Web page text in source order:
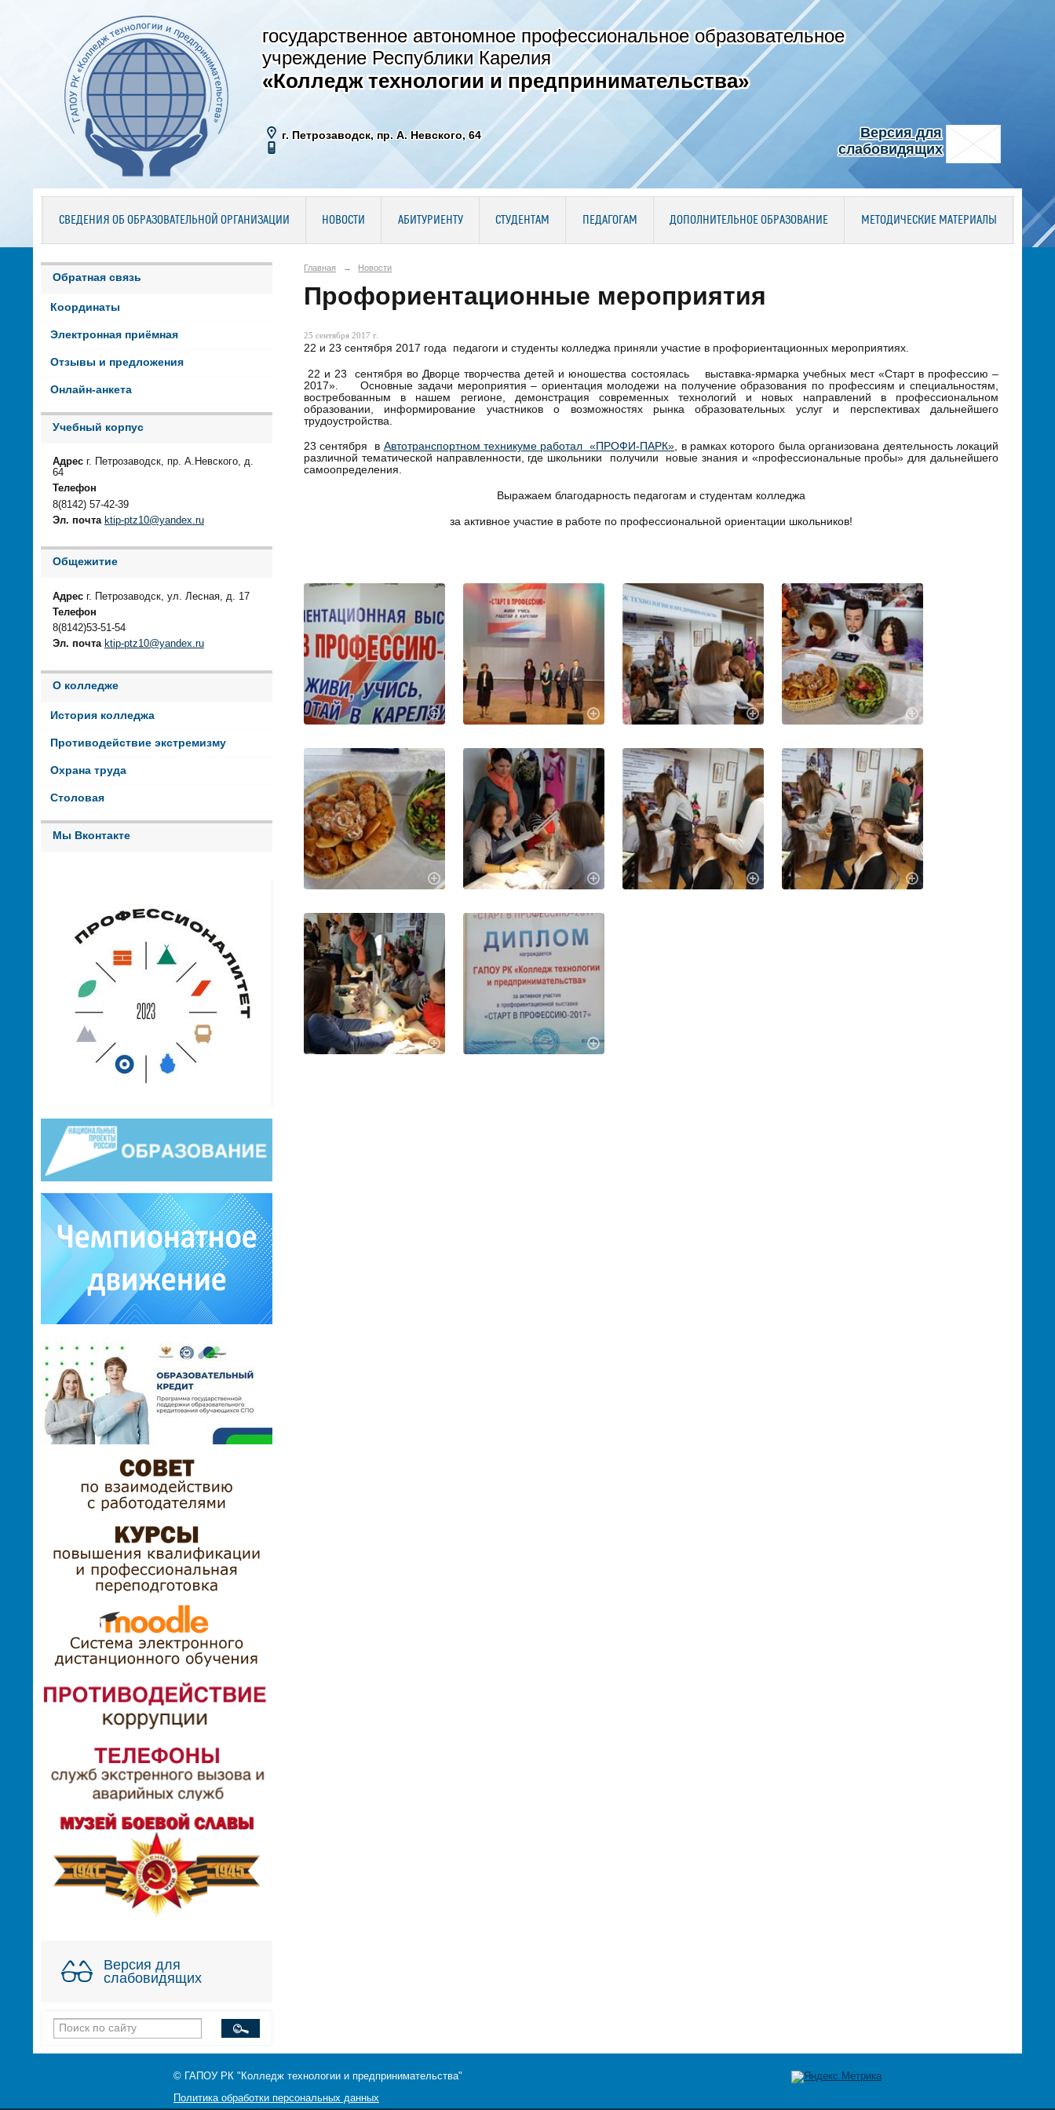
государственное автономное профессиональное образовательное
учреждение Республики Карелия
«Колледж технологии и предпринимательства»
г. Петрозаводск, пр. А. Невского, 64
Версия для
слабовидящих
СВЕДЕНИЯ ОБ ОБРАЗОВАТЕЛЬНОЙ ОРГАНИЗАЦИИ НОВОСТИ АБИТУРИЕНТУ СТУДЕНТАМ ПЕДАГОГАМ ДОПОЛНИТЕЛЬНОЕ ОБРАЗОВАНИЕ МЕТОДИЧЕСКИЕ МАТЕРИАЛЫ
Обратная связь
Координаты
Электронная приёмная
Отзывы и предложения
Онлайн-анкета
Учебный корпус
Адрес г. Петрозаводск, пр. А.Невского, д.
64
Телефон
8(8142) 57-42-39
Эл. почта ktip-ptz10@yandex.ru
Общежитие
Адрес г. Петрозаводск, ул. Лесная, д. 17
Телефон
8(8142)53-51-54
Эл. почта ktip-ptz10@yandex.ru
О колледже
История колледжа
Противодействие экстремизму
Охрана труда
Столовая
Мы Вконтакте
Версия для
слабовидящих
Главная → Новости
Профориентационные мероприятия
25 сентября 2017 г.
22 и 23 сентября 2017 года педагоги и студенты колледжа приняли участие в профориентационных мероприятиях.
22 и 23 сентября во Дворце творчества детей и юношества состоялась выставка-ярмарка учебных мест «Старт в профессию –
2017». Основные задачи мероприятия – ориентация молодежи на получение образования по профессиям и специальностям,
востребованным в нашем регионе, демонстрация современных технологий и новых направлений в профессиональном
образовании, информирование участников о возможностях рынка образовательных услуг и перспективах дальнейшего
трудоустройства.
23 сентября в Автотранспортном техникуме работал «ПРОФИ-ПАРК», в рамках которого была организована деятельность локаций
различной тематической направленности, где школьники получили новые знания и «профессиональные пробы» для дальнейшего
самоопределения.
Выражаем благодарность педагогам и студентам колледжа
за активное участие в работе по профессиональной ориентации школьников!
© ГАПОУ РК "Колледж технологии и предпринимательства"
Политика обработки персональных данных